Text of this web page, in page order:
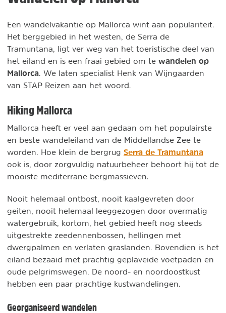
Een wandelvakantie op Mallorca wint aan populariteit.
Het berggebied in het westen, de Serra de
Tramuntana, ligt ver weg van het toeristische deel van
het eiland en is een fraai gebied om te wandelen op
Mallorca . We laten specialist Henk van Wijngaarden
van STAP Reizen aan het woord.
Hiking Mallorca
Mallorca heeft er veel aan gedaan om het populairste
en beste wandeleiland van de Middellandse Zee te
worden. Hoe klein de bergrug Serra de Tramuntana
ook is, door zorgvuldig natuurbeheer behoort hij tot de
mooiste mediterrane bergmassieven.
Nooit helemaal ontbost, nooit kaalgevreten door
geiten, nooit helemaal leeggezogen door overmatig
watergebruik, kortom, het gebied heeft nog steeds
uitgestrekte zeedennenbossen, hellingen met
dwergpalmen en verlaten graslanden. Bovendien is het
eiland bezaaid met prachtig geplaveide voetpaden en
oude pelgrimswegen. De noord- en noordoostkust
hebben een paar prachtige kustwandelingen.
Georganiseerd wandelen